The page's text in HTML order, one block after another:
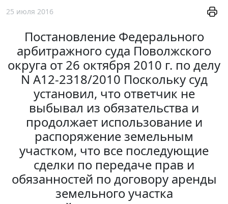
25 июля 2016
Постановление Федерального
арбитражного суда Поволжского
округа от 26 октября 2010 г. по делу
N А12-2318/2010 Поскольку суд
установил, что ответчик не
выбывал из обязательства и
продолжает использование и
распоряжение земельным
участком, что все последующие
сделки по передаче прав и
обязанностей по договору аренды
земельного участка